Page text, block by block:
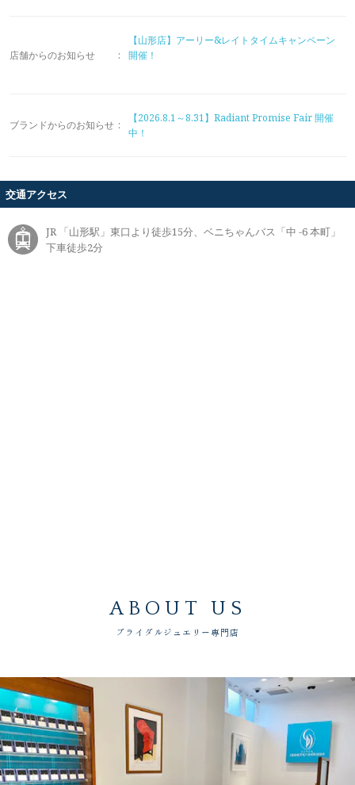
店舗からのお知らせ :
【山形店】アーリー&レイトタイムキャンペーン
開催！
ブランドからのお知らせ :
【2026.8.1～8.31】Radiant Promise Fair 開催
中！
交通アクセス
JR 「山形駅」東口より徒歩15分、ベニちゃんバス「中 -6 本町」
下車徒歩2分
ABOUT US
ブライダルジュエリー専門店